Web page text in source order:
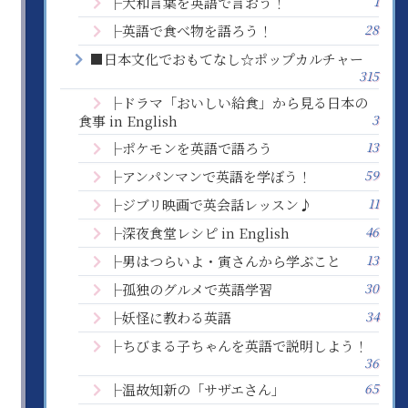
├英語で食べ物を語ろう！ 28
■日本文化でおもてなし☆ポップカルチャー
315
├ドラマ「おいしい給食」から見る日本の
食事 in English
3
├ポケモンを英語で語ろう 13
├アンパンマンで英語を学ぼう！ 59
├ジブリ映画で英会話レッスン♪ 11
├深夜食堂レシピ in English 46
├男はつらいよ・寅さんから学ぶこと 13
├孤独のグルメで英語学習 30
├妖怪に教わる英語 34
├ちびまる子ちゃんを英語で説明しよう！
36
├温故知新の「サザエさん」 65